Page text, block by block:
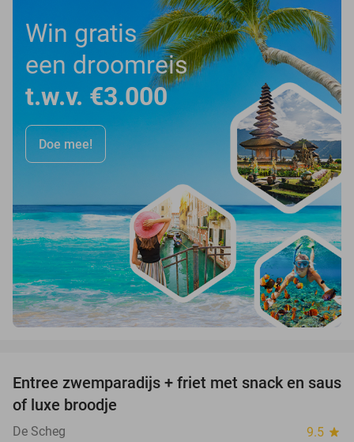
Win gratis
een droomreis
t.w.v. €3.000
Doe mee!
20%
Entree zwemparadijs + friet met snack en saus
of luxe broodje
De Scheg 9.5 star